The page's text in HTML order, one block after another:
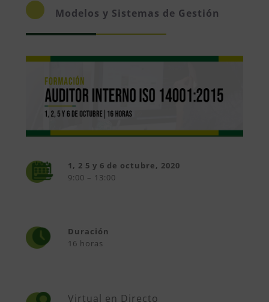
Modelos y Sistemas de Gestión
1, 2 5 y 6 de octubre, 2020
9:00 – 13:00
Duración
16 horas
Virtual en Directo